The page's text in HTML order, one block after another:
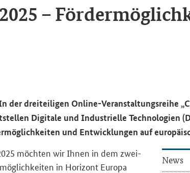
–
der drei­tei­li­gen Online-​Veranstaltungsreihe „
Di­gi­ta­le und In­dus­tri­el­le Tech­no­lo­gien
und Ent­wick­lun­gen auf
möch­ten wir Ihnen in dem zwei­
in Ho­ri­zont Eu­ro­pa
News